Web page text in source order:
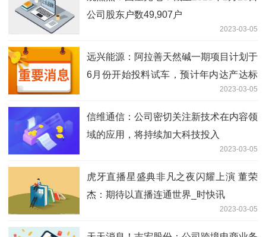
公司股东户数49,907户
2023-03-05
远兴能源：阿拉善天然碱一期项目计划于
6月份开始投料试车，预计年内达产达标
2023-03-05
信维通信：公司密切关注新技术在内容领
域的应用，将持续加大科技投入
2023-03-05
虎牙直播星盛典非凡之夜闪耀上演 董荣
杰：期待以直播连通世界_时快讯
2023-03-05